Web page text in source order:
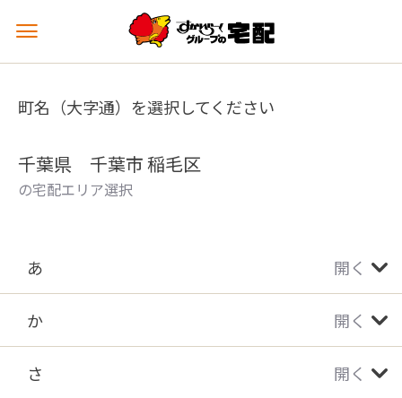
メ
ュ
を
町名（大字通）を選択してください
千葉県 千葉市 稲毛区
の宅配エリア選択
あ 開く
か 開く
さ 開く